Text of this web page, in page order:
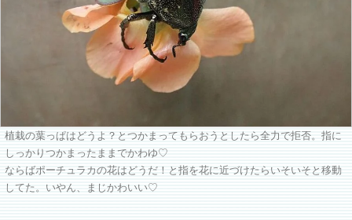
植栽の葉っぱはどうよ？とつかまってもらおうとしたら全力で拒否。指に
しっかりつかまったままでかわゆ♡
ならばポーチュラカの花はどうだ！と指を花に近づけたらいそいそと移動
してた。いやん、まじかわいい♡